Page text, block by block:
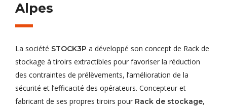
Alpes
La société STOCK3P a développé son concept de Rack de
stockage à tiroirs extractibles pour favoriser la réduction
des contraintes de prélèvements, l’amélioration de la
sécurité et l’efficacité des opérateurs. Concepteur et
fabricant de ses propres tiroirs pour Rack de stockage,